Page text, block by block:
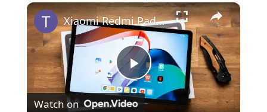
×
P
Xiaomi Redmi Pad Unboxing & Erster Eindruck | Deutsch
Watch on